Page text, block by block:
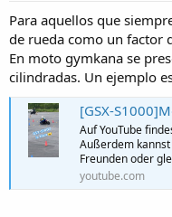
Para aquellos que
de rueda como un factor
En moto gymkana se
cilindradas. Un ejemplo
[GSX-S1000]Moto
Auf YouTube
Außerdem
Freunden oder
youtube.com